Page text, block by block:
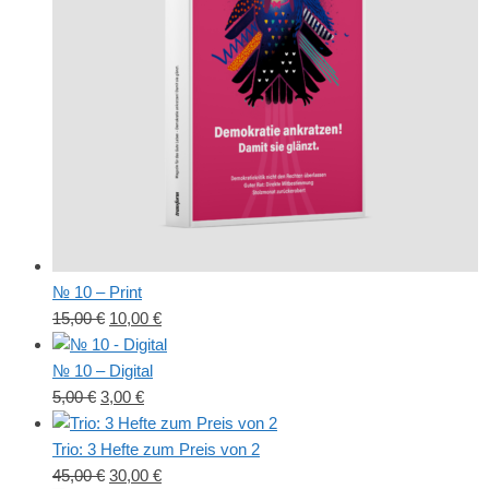
№ 10 – Print
15,00€ Ursprünglicher
Preis
war:
15,00 €
10,00 €Aktueller
Preis
№ 10 – Digital
5,00€ Ursprünglicher
Preis
war:
5,00 €
3,00 €Aktueller
Preis
ist:
3,00 €.
Trio: 3 Hefte zum Preis von 2
45,00€ Ursprünglicher
30,00 €Aktueller